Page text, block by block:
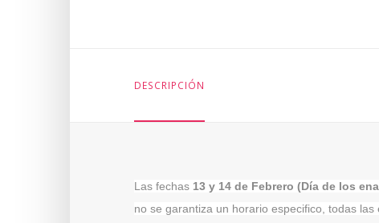
DESCRIPCIÓN
Las fechas 13 y 14 de Febrero (Día de los
no se garantiza un horario especifico, todas